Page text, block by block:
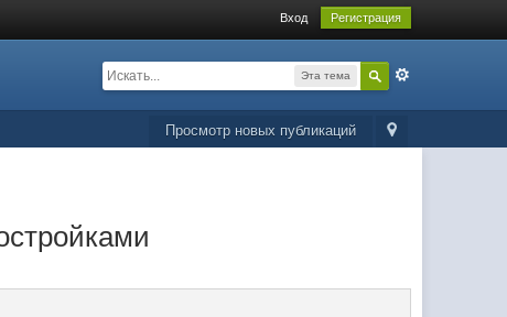
Вход Регистрация
Эта тема
Просмотр новых публикаций